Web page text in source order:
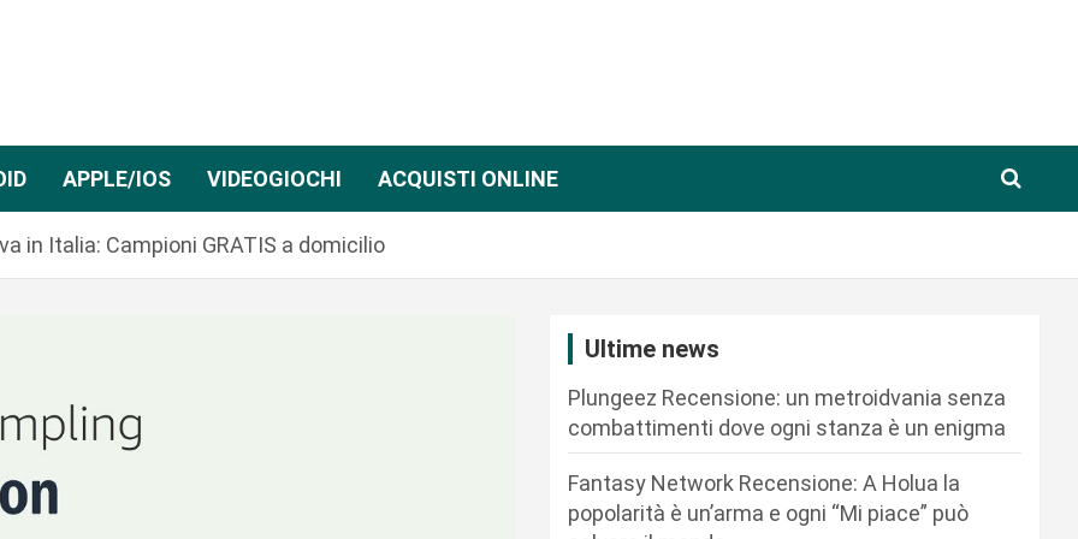
APPLE/IOS VIDEOGIOCHI ACQUISTI ONLINE
in Italia: Campioni GRATIS a domicilio
Ultime news
Plungeez Recensione: un metroidvania senza
combattimenti dove ogni stanza è un enigma
Fantasy Network Recensione: A Holua la
popolarità è un’arma e ogni “Mi piace” può